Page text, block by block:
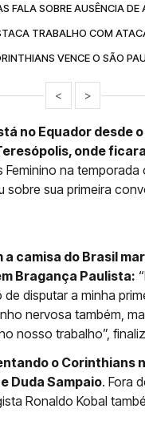
FALA SOBRE AUSÊNCIA DE
TRABALHO COM
VENCE O SÃO
< >
no Equador desde
onde
na
sua primeira
camisa do Brasil
Bragança Paulista:
disputar a minha
nervosa também,
nosso trabalho”,
o Corinthians
Duda Sampaio. Fora
Ronaldo Kobal